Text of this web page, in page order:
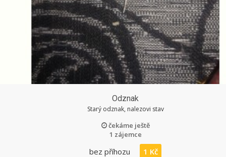
Odznak
Starý odznak, nalezovi stav
čekáme ještě
1 zájemce
bez příhozu 1 Kč